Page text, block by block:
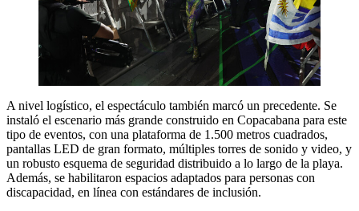
A nivel logístico, el espectáculo también marcó un precedente. Se
instaló el escenario más grande construido en Copacabana para este
tipo de eventos, con una plataforma de 1.500 metros cuadrados,
pantallas LED de gran formato, múltiples torres de sonido y video, y
un robusto esquema de seguridad distribuido a lo largo de la playa.
Además, se habilitaron espacios adaptados para personas con
discapacidad, en línea con estándares de inclusión.